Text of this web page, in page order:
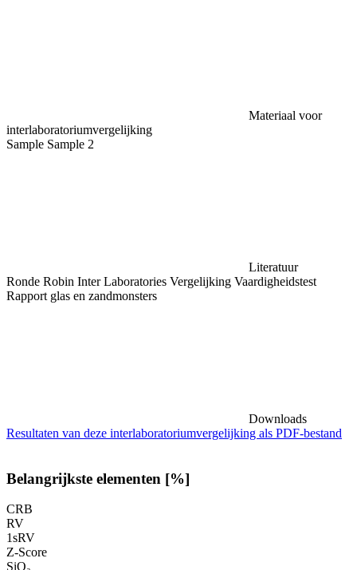
Materiaal voor
interlaboratoriumvergelijking
Sample Sample 2
Literatuur
Ronde Robin Inter Laboratories Vergelijking Vaardigheidstest
Rapport glas en zandmonsters
Downloads
Resultaten van deze interlaboratoriumvergelijking als PDF-bestand
Belangrijkste elementen [%]
CRB
RV
1sRV
Z-Score
SiO₂